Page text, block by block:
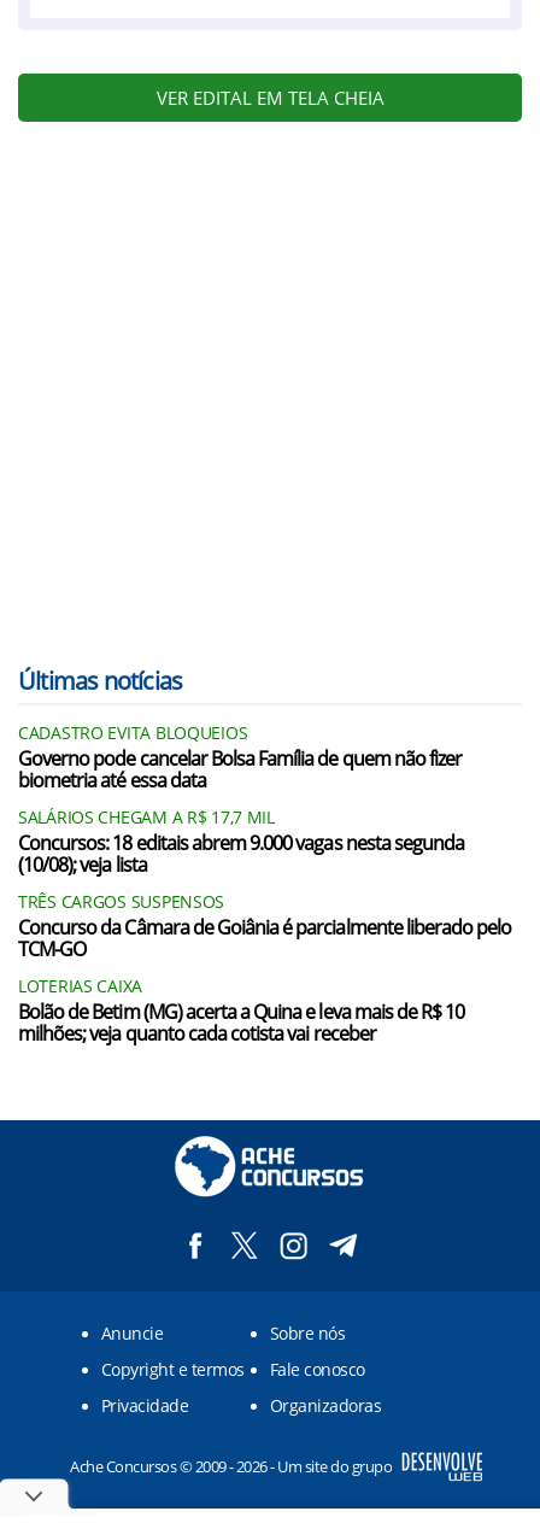
VER EDITAL EM TELA CHEIA
Últimas notícias
CADASTRO EVITA BLOQUEIOS
Governo pode cancelar Bolsa Família de quem não fizer
biometria até essa data
SALÁRIOS CHEGAM A R$ 17,7 MIL
Concursos: 18 editais abrem 9.000 vagas nesta segunda
(10/08); veja lista
TRÊS CARGOS SUSPENSOS
Concurso da Câmara de Goiânia é parcialmente liberado pelo
TCM-GO
LOTERIAS CAIXA
Bolão de Betim (MG) acerta a Quina e leva mais de R$ 10
milhões; veja quanto cada cotista vai receber
Anuncie
Sobre nós
Copyright e termos
Fale conosco
Privacidade
Organizadoras
Ache Concursos © 2009 - 2026 - Um site do grupo